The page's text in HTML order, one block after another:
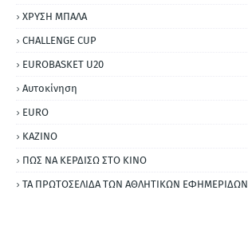
ΧΡΥΣΗ ΜΠΑΛΑ
CHALLENGE CUP
EUROBASKET U20
Αυτοκίνηση
ΕURO
ΚΑΖΙΝΟ
ΠΩΣ ΝΑ ΚΕΡΔΙΣΩ ΣΤΟ ΚΙΝΟ
ΤΑ ΠΡΩΤΟΣΕΛΙΔΑ ΤΩΝ ΑΘΛΗΤΙΚΩΝ ΕΦΗΜΕΡΙΔΩΝ